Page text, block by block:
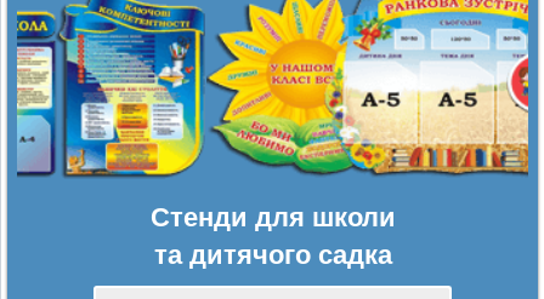
Стенди для школи
та дитячого садка